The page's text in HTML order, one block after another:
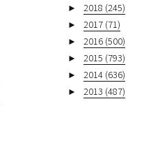
►
2018 (245)
►
2017 (71)
►
2016 (500)
►
2015 (793)
►
2014 (636)
►
2013 (487)